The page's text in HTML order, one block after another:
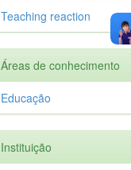
Teaching reaction
Áreas de conhecimento
Educação
Instituição